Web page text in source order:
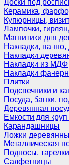
Доски под
Керамика,
Купюрницы,
Лампочки,
Магнитики для
Накладки, панно,
Накладки
Накладки из МДФ
Накладки
Плитки
Подсвечники и
Посуда, банки,
Деревянная
Емкости для
Карандашницы
Ложки
Металлическая
Подносы,
Салфетницы